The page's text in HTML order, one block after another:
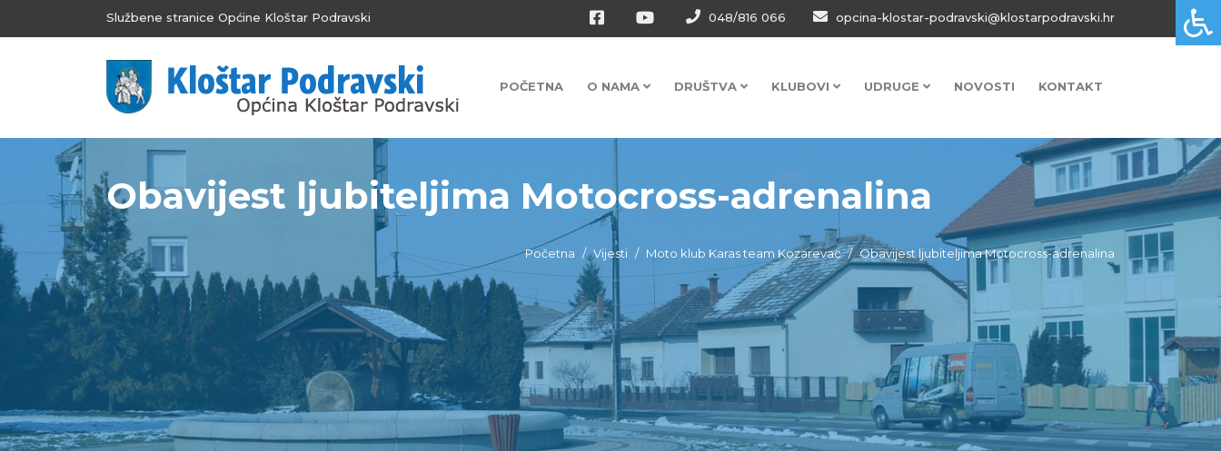
Službene stranice Općine Kloštar Podravski 048/816 066 opcina-klostar-podravski@klostarpodravski.hr
POČETNA O NAMA DRUŠTVA KLUBOVI UDRUGE NOVOSTI KONTAKT
Obavijest ljubiteljima Motocross-adrenalina
Početna Vijesti Moto klub Karas team Kozarevac Obavijest ljubiteljima Motocross-adrenalina